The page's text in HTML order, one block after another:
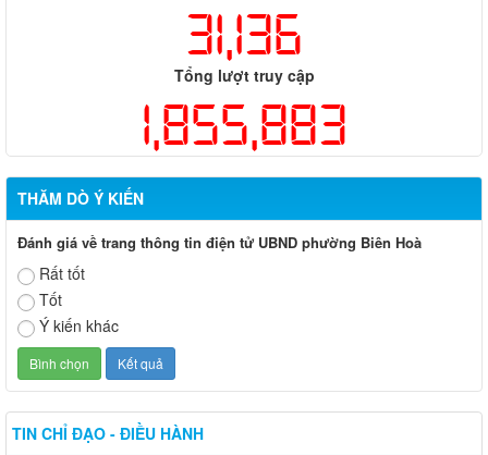
31,136
Tổng lượt truy cập
1,855,883
THĂM DÒ Ý KIẾN
Đánh giá về trang thông tin điện tử UBND phường Biên Hoà
Rất tốt
Tốt
Ý kiến khác
TIN CHỈ ĐẠO - ĐIỀU HÀNH